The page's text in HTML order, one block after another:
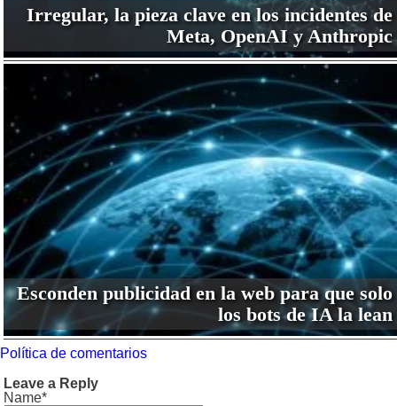
Irregular, la pieza clave en los incidentes de
Meta, OpenAI y Anthropic
Esconden publicidad en la web para que solo
los bots de IA la lean
Política de comentarios
Leave a Reply
Name*